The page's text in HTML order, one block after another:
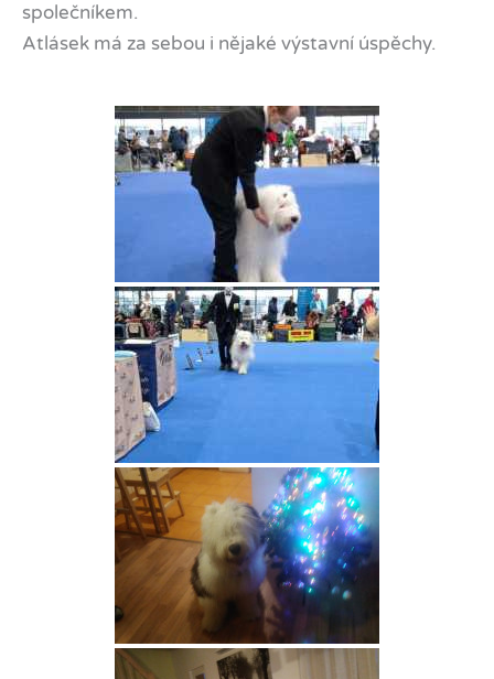
společníkem.
Atlásek má za sebou i nějaké výstavní úspěchy.